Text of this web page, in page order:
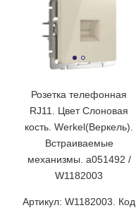
Розетка телефонная
RJ11. Цвет Слоновая
кость. Werkel(Веркель).
Встраиваемые
механизмы. a051492 /
W1182003
Артикул: W1182003. Код